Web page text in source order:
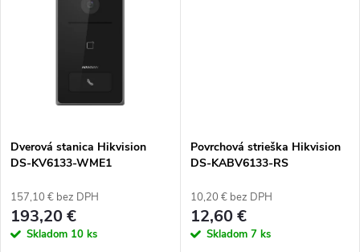
o
v
v
Dverová stanica Hikvision
DS-KV6133-WME1
157,10 € bez DPH
193,20 €
Skladom 10 ks
Povrchová strieška Hikvision
DS-KABV6133-RS
10,20 € bez DPH
12,60 €
Skladom 7 ks